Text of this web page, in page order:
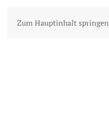
Zum Hauptinhalt springen